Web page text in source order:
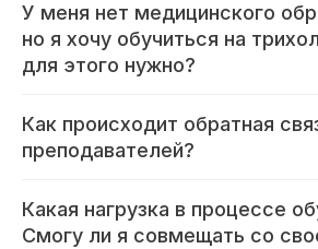
У меня нет медицинского
но я хочу обучиться на
для этого нужно?
Как происходит обратная
преподавателей?
Какая нагрузка в процессе
Смогу ли я совмещать со